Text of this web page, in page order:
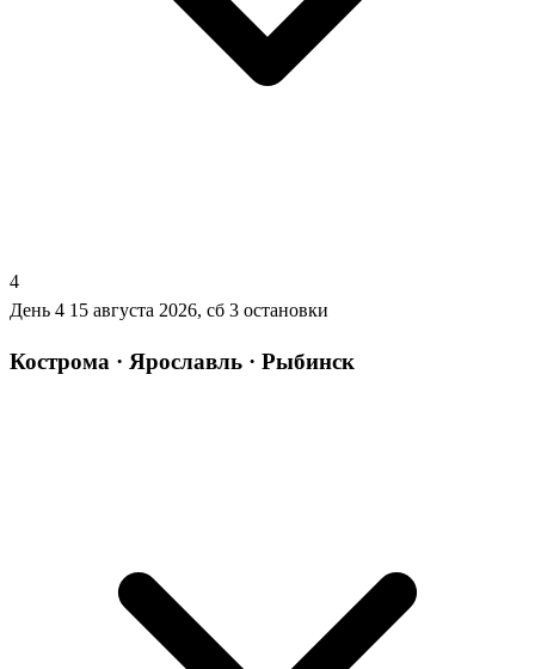
4
День 4 15 августа 2026, сб 3 остановки
Кострома · Ярославль · Рыбинск